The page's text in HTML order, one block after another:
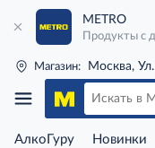
METRO
Продукты с
Магазин: Москва,
АлкоГуру Новинки